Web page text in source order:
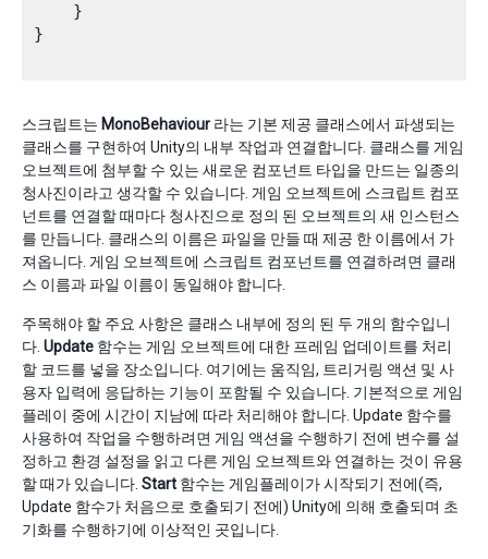
    }
}
스크립트는 MonoBehaviour 라는 기본 제공 클래스에서 파생되는
클래스를 구현하여 Unity의 내부 작업과 연결합니다. 클래스를 게임
오브젝트에 첨부할 수 있는 새로운 컴포넌트 타입을 만드는 일종의
청사진이라고 생각할 수 있습니다. 게임 오브젝트에 스크립트 컴포
넌트를 연결할 때마다 청사진으로 정의 된 오브젝트의 새 인스턴스
를 만듭니다. 클래스의 이름은 파일을 만들 때 제공 한 이름에서 가
져옵니다. 게임 오브젝트에 스크립트 컴포넌트를 연결하려면 클래
스 이름과 파일 이름이 동일해야 합니다.
주목해야 할 주요 사항은 클래스 내부에 정의 된 두 개의 함수입니
다. Update 함수는 게임 오브젝트에 대한 프레임 업데이트를 처리
할 코드를 넣을 장소입니다. 여기에는 움직임, 트리거링 액션 및 사
용자 입력에 응답하는 기능이 포함될 수 있습니다. 기본적으로 게임
플레이 중에 시간이 지남에 따라 처리해야 합니다. Update 함수를
사용하여 작업을 수행하려면 게임 액션을 수행하기 전에 변수를 설
정하고 환경 설정을 읽고 다른 게임 오브젝트와 연결하는 것이 유용
할 때가 있습니다. Start 함수는 게임플레이가 시작되기 전에(즉,
Update 함수가 처음으로 호출되기 전에) Unity에 의해 호출되며 초
기화를 수행하기에 이상적인 곳입니다.